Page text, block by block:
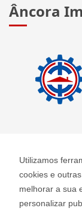
Utilizamos
cookies e
melhorar a sua
personalizar
Âncora
Âncora Imóveis